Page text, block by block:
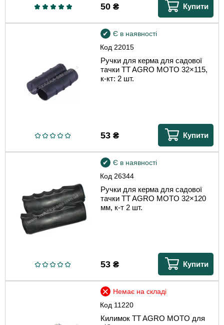
50₴ Купити
Код 22015
Є в наявності
Ручки для керма для садової
тачки TT AGRO MOTO 32×115,
к-кт: 2 шт.
53₴ Купити
Код 26344
Є в наявності
Ручки для керма для садової
тачки TT AGRO MOTO 32×120
мм, к-т 2 шт.
53₴ Купити
Код 11220
Немає на складі
Килимок TT AGRO MOTO для